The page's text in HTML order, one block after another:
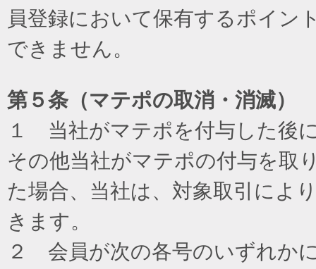
員登録において保有するポイン
できません。
第５条（マテポの取消・消滅）
１ 当社がマテポを付与した後
その他当社がマテポの付与を取
た場合、当社は、対象取引によ
きます。
２ 会員が次の各号のいずれか